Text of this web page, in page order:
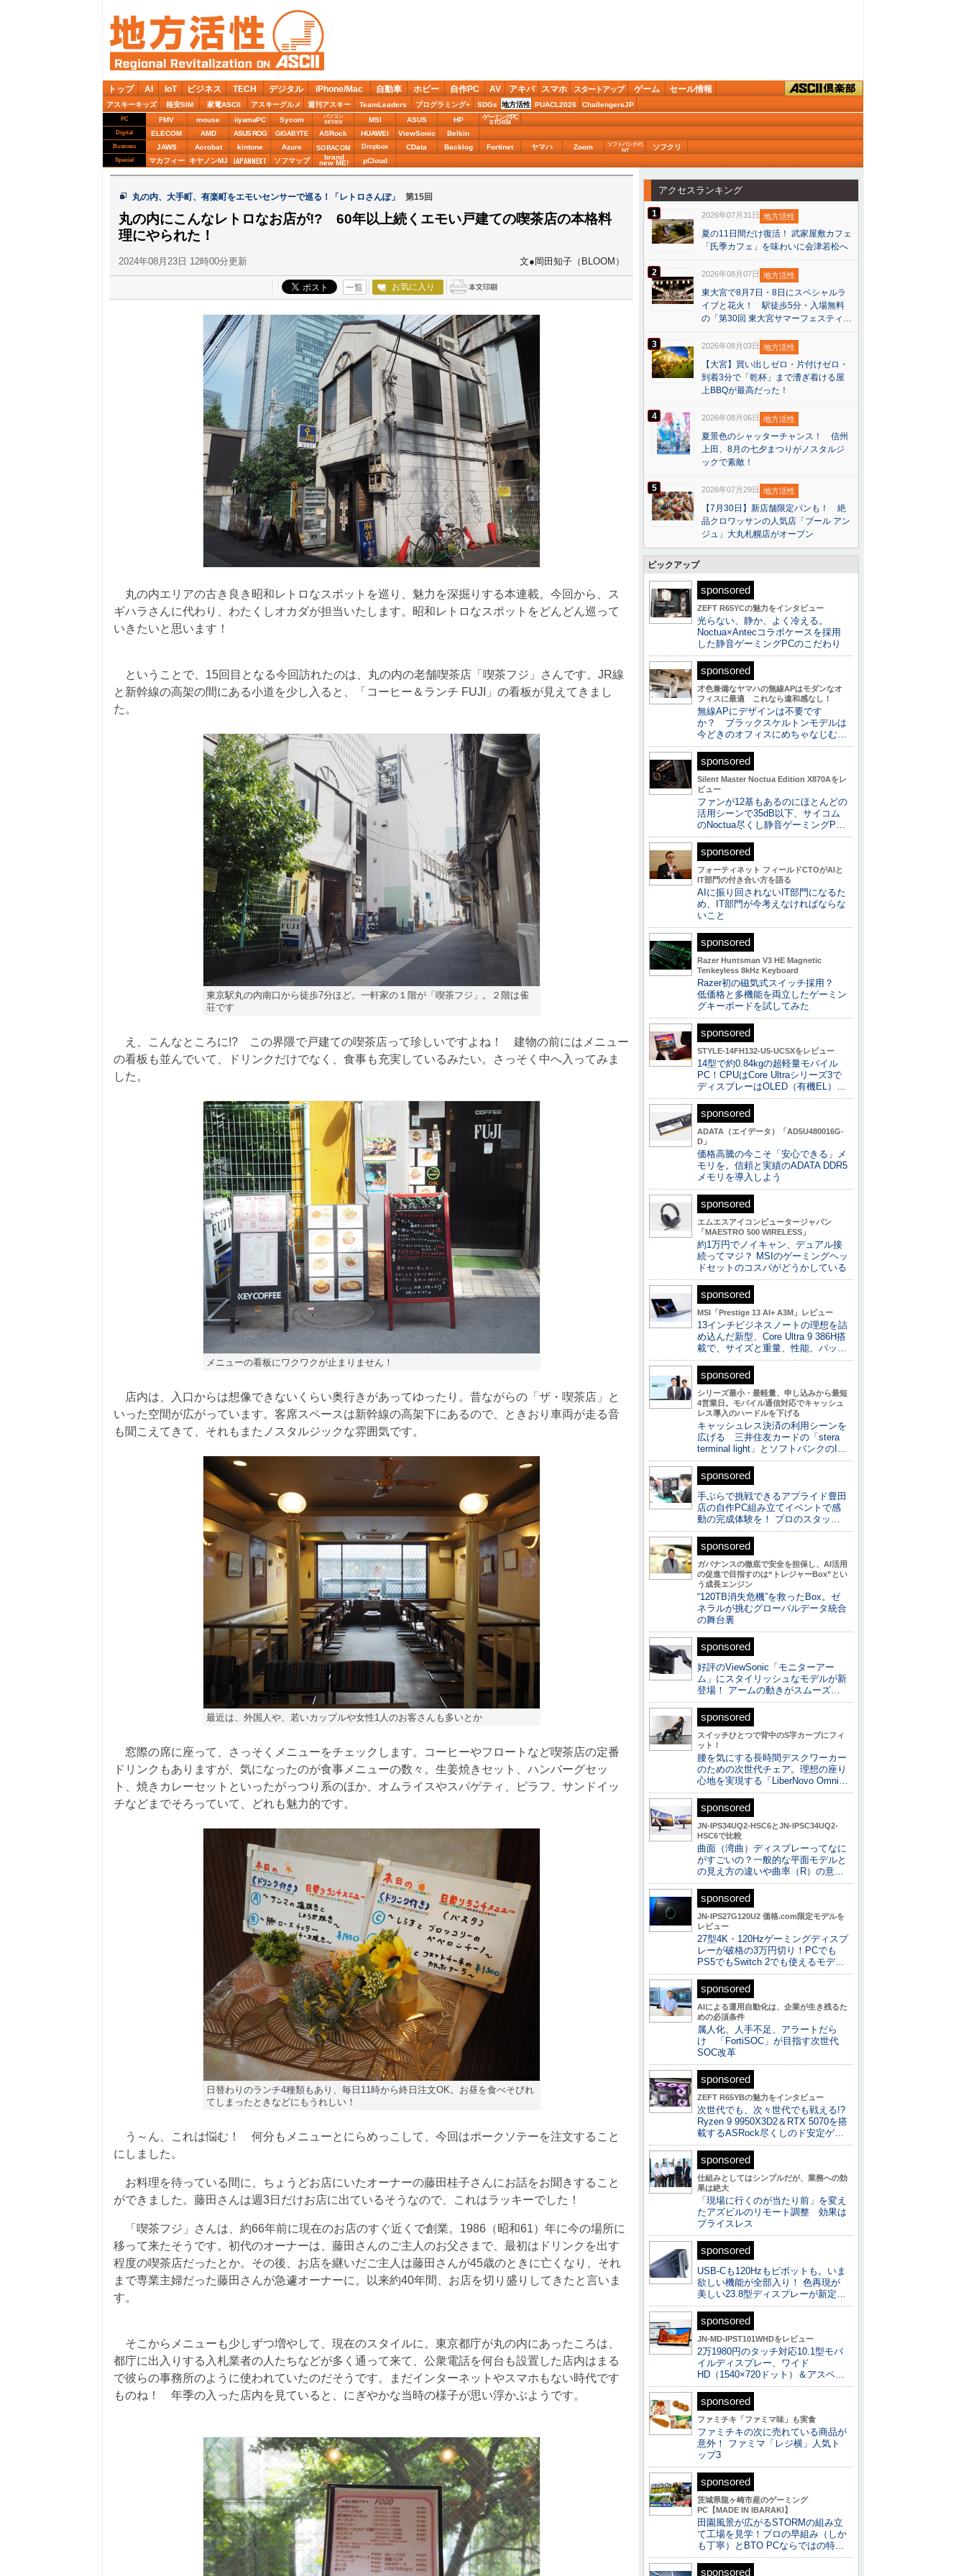
トップ AI IoT ビジネス TECH デジタル iPhone/Mac 自動車 ホビー 自作PC AV アキバ スマホ スタートアップ ゲーム セール情報
アスキーキッズ 格安SIM 家電ASCII アスキーグルメ 週刊アスキー TeamLeaders プログラミング+ SDGs 地方活性 PUACL2026 ChallengersJP
PC FMV mouse iiyamaPC Sycom
パソコン
SEVEN
MSI ASUS HP ゲーミングPC
STORM
Digital ELECOM AMD ASUS ROG GIGABYTE ASRock HUAWEI ViewSonic Belkin
Business JAWS Acrobat kintone Azure SORACOM Dropbox CData Backlog Fortinet ヤマハ Zoom
ソフトバンクの
IoT
ソフクリ
Special マカフィー キヤノンMJ JAPANNEXT ソフマップ brand
new ME! pCloud
丸の内、大手町、有楽町をエモいセンサーで巡る！「レトロさんぽ」 第15回
丸の内にこんなレトロなお店が!? 60年以上続くエモい戸建ての喫茶店の本格料
理にやられた！
2024年08月23日 12時00分更新 文●岡田知子（BLOOM）
一覧 お気に入り
丸の内エリアの古き良き昭和レトロなスポットを巡り、魅力を深掘りする本連載。今回から、ス
ギハラさんに代わり、わたくしオカダが担当いたします。昭和レトロなスポットをどんどん巡って
いきたいと思います！
ということで、15回目となる今回訪れたのは、丸の内の老舗喫茶店「喫茶フジ」さんです。JR線
と新幹線の高架の間にある小道を少し入ると、「コーヒー＆ランチ FUJI」の看板が見えてきまし
た。
東京駅丸の内南口から徒歩7分ほど。一軒家の１階が「喫茶フジ」。２階は雀
荘です
え、こんなところに!? この界隈で戸建ての喫茶店って珍しいですよね！ 建物の前にはメニュー
の看板も並んでいて、ドリンクだけでなく、食事も充実しているみたい。さっそく中へ入ってみま
した。
メニューの看板にワクワクが止まりません！
店内は、入口からは想像できないくらい奥行きがあってゆったり。昔ながらの「ザ・喫茶店」と
いった空間が広がっています。客席スペースは新幹線の高架下にあるので、ときおり車両が走る音
も聞こえてきて、それもまたノスタルジックな雰囲気です。
最近は、外国人や、若いカップルや女性1人のお客さんも多いとか
窓際の席に座って、さっそくメニューをチェックします。コーヒーやフロートなど喫茶店の定番
ドリンクもありますが、気になったのが食事メニューの数々。生姜焼きセット、ハンバーグセッ
ト、焼きカレーセットといったがっつり系のほか、オムライスやスパゲティ、ピラフ、サンドイッ
チなどまでそろっていて、どれも魅力的です。
日替わりのランチ4種類もあり、毎日11時から終日注文OK。お昼を食べそびれ
てしまったときなどにもうれしい！
う～ん、これは悩む！ 何分もメニューとにらめっこして、今回はポークソテーを注文すること
にしました。
お料理を待っている間に、ちょうどお店にいたオーナーの藤田桂子さんにお話をお聞きすること
ができました。藤田さんは週3日だけお店に出ているそうなので、これはラッキーでした！
「喫茶フジ」さんは、約66年前に現在のお店のすぐ近くで創業。1986（昭和61）年に今の場所に
移って来たそうです。初代のオーナーは、藤田さんのご主人のお父さまで、最初はドリンクを出す
程度の喫茶店だったとか。その後、お店を継いだご主人は藤田さんが45歳のときに亡くなり、それ
まで専業主婦だった藤田さんが急遽オーナーに。以来約40年間、お店を切り盛りしてきたと言いま
す。
そこからメニューも少しずつ増やして、現在のスタイルに。東京都庁が丸の内にあったころは、
都庁に出入りする入札業者の人たちなどが多く通って来て、公衆電話を何台も設置した店内はまる
で彼らの事務所のように使われていたのだそうです。まだインターネットやスマホもない時代です
ものね！ 年季の入った店内を見ていると、にぎやかな当時の様子が思い浮かぶようです。
アクセスランキング
1 2026年07月31日 地方活性
夏の11日間だけ復活！ 武家屋敷カフェ
「氏季カフェ」を味わいに会津若松へ
2 2026年08月07日 地方活性
東大宮で8月7日・8日にスペシャルラ
イブと花火！ 駅徒歩5分・入場無料
の「第30回 東大宮サマーフェスティ…
3 2026年08月03日 地方活性
【大宮】買い出しゼロ・片付けゼロ・
到着3分で「乾杯」まで漕ぎ着ける屋
上BBQが最高だった！
4 2026年08月06日 地方活性
夏景色のシャッターチャンス！ 信州
上田、8月の七夕まつりがノスタルジ
ックで素敵！
5 2026年07月29日 地方活性
【7月30日】新店舗限定パンも！ 絶
品クロワッサンの人気店「ブール アン
ジュ」大丸札幌店がオープン
ピックアップ
sponsored
ZEFT R65YCの魅力をインタビュー
光らない、静か、よく冷える。
Noctua×Antecコラボケースを採用
した静音ゲーミングPCのこだわり
sponsored
才色兼備なヤマハの無線APはモダンなオ
フィスに最適 これなら違和感なし！
無線APにデザインは不要です
か？ ブラックスケルトンモデルは
今どきのオフィスにめちゃなじむ…
sponsored
Silent Master Noctua Edition X870Aをレ
ビュー
ファンが12基もあるのにほとんどの
活用シーンで35dB以下、サイコム
のNoctua尽くし静音ゲーミングP…
sponsored
フォーティネット フィールドCTOがAIと
IT部門の付き合い方を語る
AIに振り回されないIT部門になるた
め、IT部門が今考えなければならな
いこと
sponsored
Razer Huntsman V3 HE Magnetic
Tenkeyless 8kHz Keyboard
Razer初の磁気式スイッチ採用？
低価格と多機能を両立したゲーミン
グキーボードを試してみた
sponsored
STYLE-14FH132-U5-UCSXをレビュー
14型で約0.84kgの超軽量モバイル
PC！CPUはCore Ultraシリーズ3で
ディスプレーはOLED（有機EL）…
sponsored
ADATA（エイデータ）「AD5U480016G-
D」
価格高騰の今こそ「安心できる」メ
モリを。信頼と実績のADATA DDR5
メモリを導入しよう
sponsored
エムエスアイコンピュータージャパン
「MAESTRO 500 WIRELESS」
約1万円でノイキャン、デュアル接
続ってマジ？ MSIのゲーミングヘッ
ドセットのコスパがどうかしている
sponsored
MSI「Prestige 13 AI+ A3M」レビュー
13インチビジネスノートの理想を詰
め込んだ新型、Core Ultra 9 386H搭
載で、サイズと重量、性能、バッ…
sponsored
シリーズ最小・最軽量、申し込みから最短
4営業日。モバイル通信対応でキャッシュ
レス導入のハードルを下げる
キャッシュレス決済の利用シーンを
広げる 三井住友カードの「stera
terminal light」とソフトバンクのI…
sponsored
手ぶらで挑戦できるアプライド豊田
店の自作PC組み立てイベントで感
動の完成体験を！ プロのスタッ…
sponsored
ガバナンスの徹底で安全を担保し、AI活用
の促進で目指すのは“トレジャーBox”とい
う成長エンジン
“120TB消失危機”を救ったBox。ゼ
ネラルが挑むグローバルデータ統合
の舞台裏
sponsored
好評のViewSonic「モニターアー
ム」にスタイリッシュなモデルが新
登場！ アームの動きがスムーズ…
sponsored
スイッチひとつで背中のS字カーブにフィ
ット！
腰を気にする長時間デスクワーカー
のための次世代チェア。理想の座り
心地を実現する「LiberNovo Omni…
sponsored
JN-IPS34UQ2-HSC6とJN-IPSC34UQ2-
HSC6で比較
曲面（湾曲）ディスプレーってなに
がすごいの？一般的な平面モデルと
の見え方の違いや曲率（R）の意…
sponsored
JN-IPS27G120U2 価格.com限定モデルを
レビュー
27型4K・120Hzゲーミングディスプ
レーが破格の3万円切り！PCでも
PS5でもSwitch 2でも使えるモデ…
sponsored
AIによる運用自動化は、企業が生き残るた
めの必須条件
属人化、人手不足、アラートだら
け 「FortiSOC」が目指す次世代
SOC改革
sponsored
ZEFT R65YBの魅力をインタビュー
次世代でも、次々世代でも戦える!?
Ryzen 9 9950X3D2＆RTX 5070を搭
載するASRock尽くしのド安定ゲ…
sponsored
仕組みとしてはシンプルだが、業務への効
果は絶大
「現場に行くのが当たり前」を変え
たアズビルのリモート調整 効果は
プライスレス
sponsored
USB-Cも120Hzもピボットも。いま
欲しい機能が全部入り！ 色再現が
美しい23.8型ディスプレーが新定…
sponsored
JN-MD-IPST101WHDをレビュー
2万1980円のタッチ対応10.1型モバ
イルディスプレー、ワイド
HD（1540×720ドット）＆アスペ…
sponsored
ファミチキ「ファミマ味」も実食
ファミチキの次に売れている商品が
意外！ ファミマ「レジ横」人気ト
ップ3
sponsored
茨城県龍ヶ崎市産のゲーミング
PC【MADE IN IBARAKI】
田園風景が広がるSTORMの組み立
て工場を見学！プロの早組み（しか
も丁寧）とBTO PCならではの特…
sponsored